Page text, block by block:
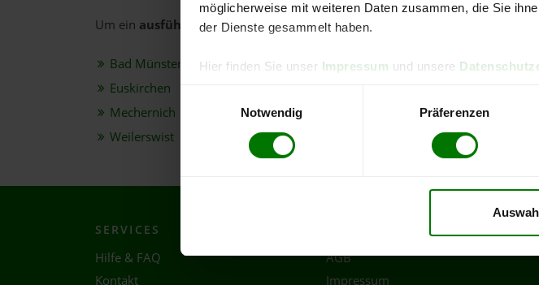
möglicherweise mit weiteren Daten zusammen, die Sie
der Dienste gesammelt haben.
Hier finden Sie unser Impressum und unsere
Notwendig
Präferenzen
Um ein ausführliches Preisangebotund nähere Pellets-Informationen
Bad Münstereifel Blankenheim
Euskirchen
Mechernich
Nettersheim
Weilerswist
Zülpich
SERVICES
Hilfe & FAQ
Kontakt
AGB
Impressum